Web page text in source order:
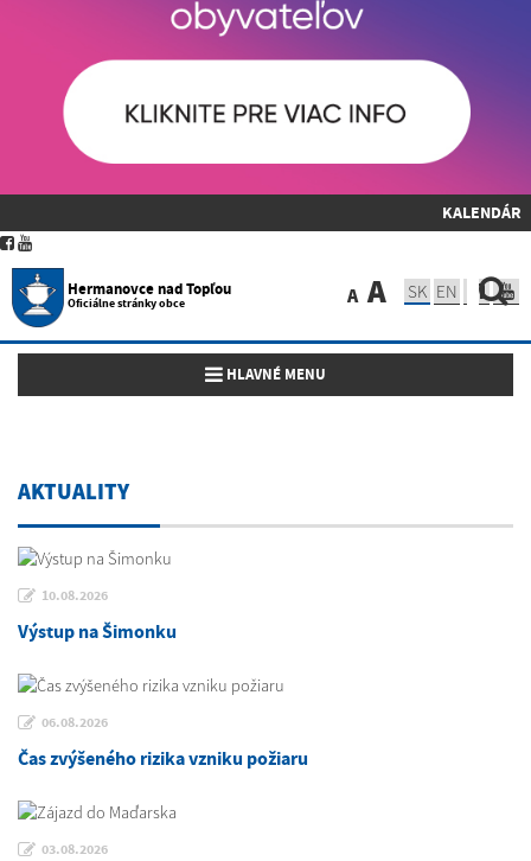
KALENDÁR
Hermanovce nad Topľou
Oficiálne stránky obce A A SK EN
Toggle navigation
HLAVNÉ MENU
AKTUALITY
10.08.2026
Výstup na Šimonku
06.08.2026
Čas zvýšeného rizika vzniku požiaru
03.08.2026